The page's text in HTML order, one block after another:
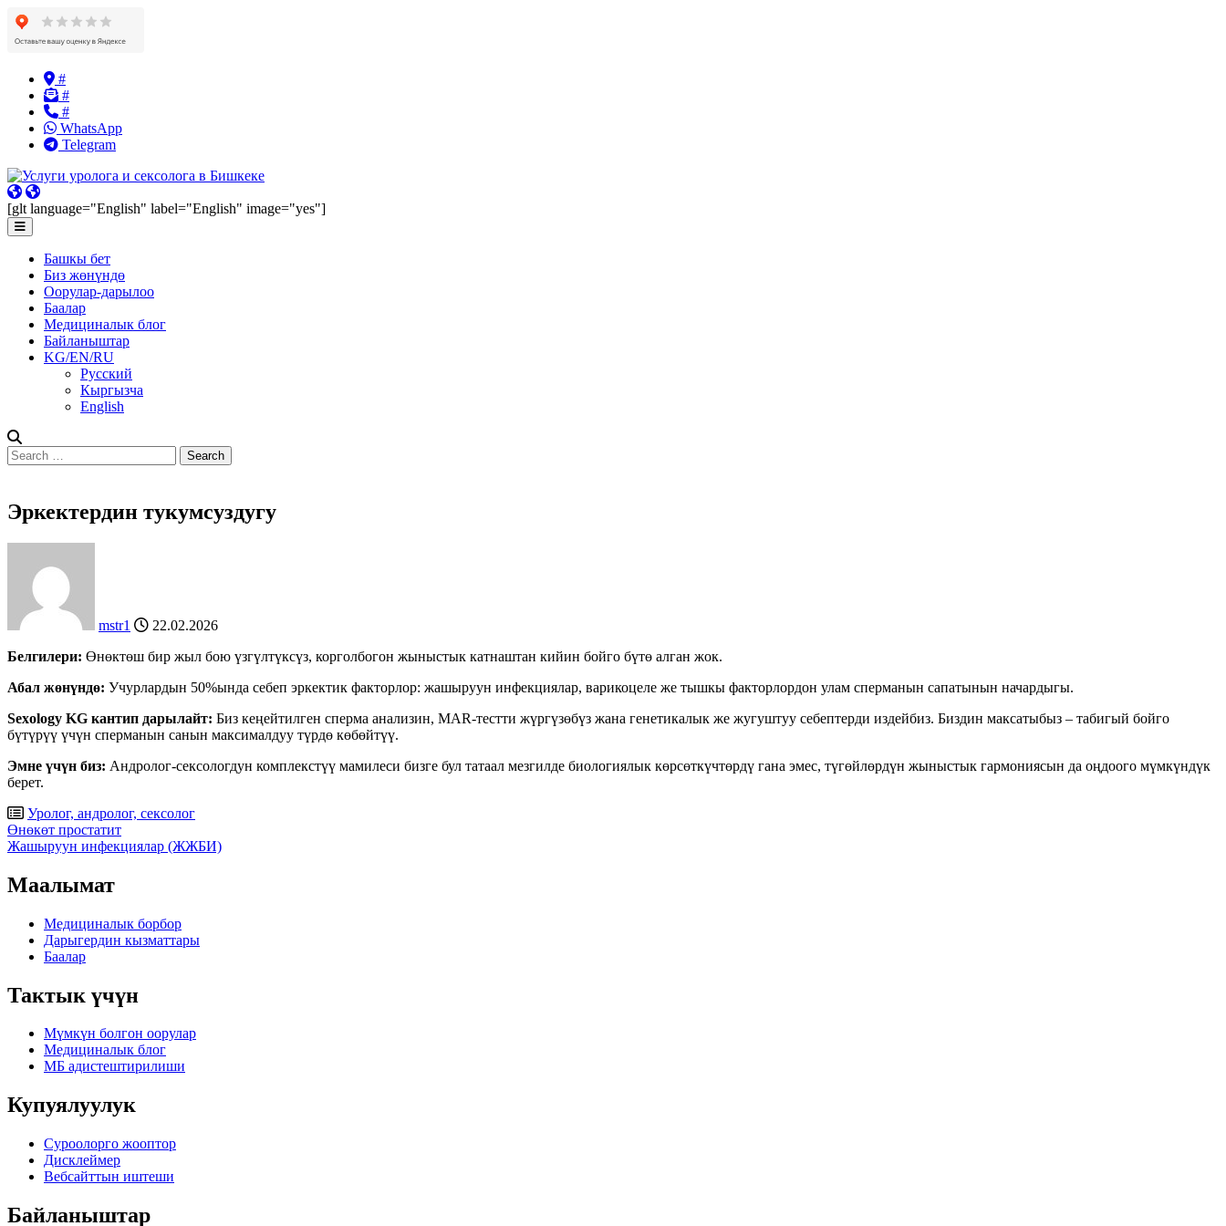
Skip
content
#
#
#
WhatsApp
Telegram
[glt language="English" label="English" image="yes"]
Башкы бет
Биз жөнүндө
Оорулар-дарылоо
Баалар
Медициналык блог
Байланыштар
KG/EN/RU
Русский
Кыргызча
English
Search
for:
Эркектердин тукумсуздугу
mstr1
22.02.2026
Белгилери: Өнөктөш бир жыл бою үзгүлтүксүз, корголбогон жыныстык катнаштан кийин бойго бүтө алган жок.
Абал жөнүндө: Учурлардын 50%ында себеп эркектик факторлор: жашыруун инфекциялар, варикоцеле же тышкы факторлордон улам сперманын сапатынын начардыгы.
Sexology KG кантип дарылайт: Биз кеңейтилген сперма анализин, MAR-тестти жүргүзөбүз жана генетикалык же жугуштуу себептерди издейбиз. Биздин максатыбыз – табигый бойго
бүтүрүү үчүн сперманын санын максималдуу түрдө көбөйтүү.
Эмне үчүн биз: Андролог-сексологдун комплекстүү мамилеси бизге бул татаал мезгилде биологиялык көрсөткүчтөрдү гана эмес, түгөйлөрдүн жыныстык гармониясын да оңдоого мүмкүндүк
берет.
Уролог, андролог, сексолог
Post
navigation
Өнөкөт простатит
Жашыруун инфекциялар (ЖЖБИ)
Маалымат
Медициналык борбор
Дарыгердин кызматтары
Баалар
Тактык үчүн
Мүмкүн болгон оорулар
Медициналык блог
МБ адистештирилиши
Купуялуулук
Суроолорго жооптор
Дисклеймер
Вебсайттын иштеши
Байланыштар